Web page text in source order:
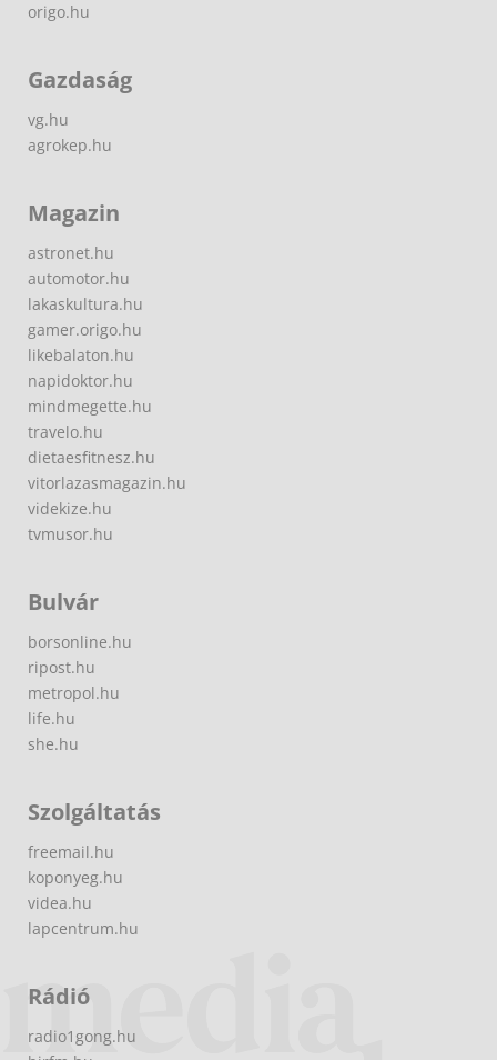
origo.hu
Gazdaság
vg.hu
agrokep.hu
Magazin
astronet.hu
automotor.hu
lakaskultura.hu
gamer.origo.hu
likebalaton.hu
napidoktor.hu
mindmegette.hu
travelo.hu
dietaesfitnesz.hu
vitorlazasmagazin.hu
videkize.hu
tvmusor.hu
Bulvár
borsonline.hu
ripost.hu
metropol.hu
life.hu
she.hu
Szolgáltatás
freemail.hu
koponyeg.hu
videa.hu
lapcentrum.hu
Rádió
radio1gong.hu